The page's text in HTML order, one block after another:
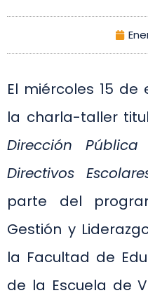
El miércoles 15
la charla-taller
Dirección
Directivos
parte del
Gestión y
la Facultad de
de la Escuela de